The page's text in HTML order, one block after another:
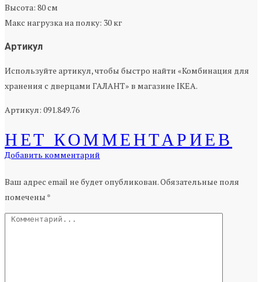
Высота: 80 см
Макс нагрузка на полку: 30 кг
Артикул
Используйте артикул, чтобы быстро найти «Комбинация для
хранения с дверцами ГАЛАНТ» в магазине IKEA.
Артикул: 091.849.76
НЕТ КОММЕНТАРИЕВ
Добавить комментарий
Ваш адрес email не будет опубликован.Обязательные поля
помечены *